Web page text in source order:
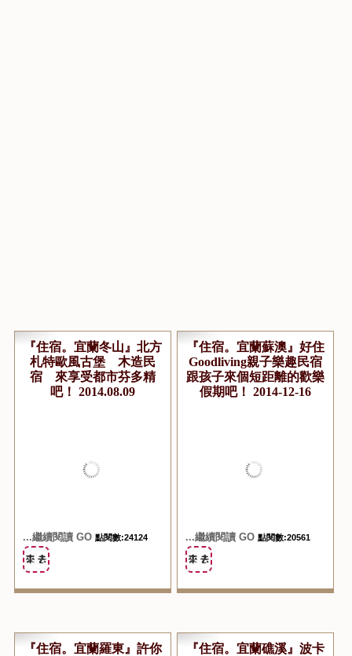
『住宿。宜蘭冬山』北方
札特歐風古堡 木造民
宿 來享受都市芬多精
吧！ 2014.08.09
...繼續閱讀 GO 點閱數:24124
『住宿。宜蘭蘇澳』好住
Goodliving親子樂趣民宿
跟孩子來個短距離的歡樂
假期吧！ 2014-12-16
...繼續閱讀 GO 點閱數:20561
『住宿。宜蘭羅東』許你
『住宿。宜蘭礁溪』波卡